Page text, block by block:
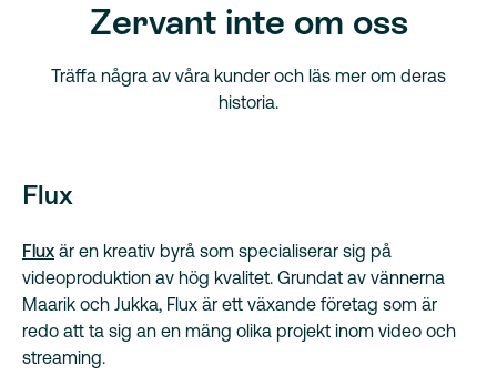
Zervant inte om oss
Träffa några av våra kunder och läs mer om deras
historia.
Flux
Flux är en kreativ byrå som specialiserar sig på
videoproduktion av hög kvalitet. Grundat av vännerna
Maarik och Jukka, Flux är ett växande företag som är
redo att ta sig an en mäng olika projekt inom video och
streaming.